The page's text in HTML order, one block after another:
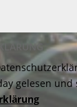
gelesen